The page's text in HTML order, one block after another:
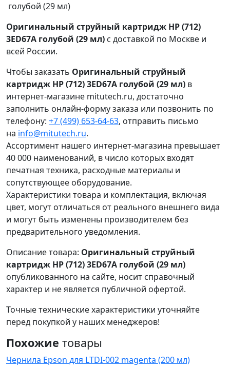
голубой (29 мл)
Оригинальный струйный картридж HP (712)
3ED67A голубой (29 мл) с доставкой по Москве и
всей России.
Чтобы заказать Оригинальный струйный
картридж HP (712) 3ED67A голубой (29 мл) в
интернет-магазине mitutech.ru, достаточно
заполнить онлайн-форму заказа или позвонить по
телефону: +7 (499) 653-64-63, отправить письмо
на info@mitutech.ru.
Ассортимент нашего интернет-магазина превышает
40 000 наименований, в число которых входят
печатная техника, расходные материалы и
сопутствующее оборудование.
Характеристики товара и комплектация, включая
цвет, могут отличаться от реального внешнего вида
и могут быть изменены производителем без
предварительного уведомления.
Описание товара: Оригинальный струйный
картридж HP (712) 3ED67A голубой (29 мл)
опубликованного на сайте, носит справочный
характер и не является публичной офертой.
Точные технические характеристики уточняйте
перед покупкой у наших менеджеров!
Похожие товары
Чернила Epson для LTDI-002 magenta (200 мл)